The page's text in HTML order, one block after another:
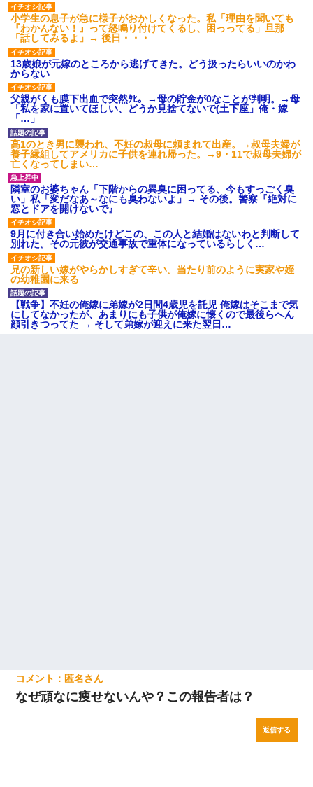
私が遺産を相続。→それを知った義両親が「旅行代金を出せ！」
「リフォーム費用を負担しろ！」「金の管理は私達がする！」と
浅ましくも集りにきた。
見合いにて。嫁「はじめまして」俺「失礼ですが○○さんご本人で
すか？」
嫁の妹（26歳）がずっとウチに泊まりに来た結果→俺がヤバイｗ
ｗｗｗｗｗｗｗ
宅飲みで女友達の乳を見てしまった・・・
私は家が貧しくて、手に職をつけようと看護師になった。だけど
卒業を控えた年の1月末、車にひかれて看護師になれなくなった。
【GJ!】会社から帰宅中、広い駐車場にエンジンかけっ放しの車を
発見。しかも「ヒィ～」みたいな声も聞こえてきたので気になっ
て近寄ったら女の子がおっさんの下敷きになってた
小学生の妹が20代の弟とチューしてるのに、見て見ぬふりの親を
見てから実家を出た。それから15年、妹が弟の子を妊娠したらし
くもう堕胎できない月なんだと母から連絡がきた…｜生活｜ワロ
タあんてな
小学生の息子が急に様子がおかしくなった。私「理由を聞いても
『わかんない！』って怒鳴り付けてくるし、困っってる」旦那
「話してみるよ」→ 後日・・・
13歳娘が元嫁のところから逃げてきた。どう扱ったらいいのかわ
からない
父親がくも膜下出血で突然ﾀﾋ。→母の貯金が0なことが判明。→母
「私を家に置いてほしい、どうか見捨てないで(土下座」俺・嫁
「…」
高1のとき男に襲われ、不妊の叔母に頼まれて出産。→叔母夫婦が
養子縁組してアメリカに子供を連れ帰った。→9・11で叔母夫婦が
亡くなってしまい…
隣室のお婆ちゃん「下階からの異臭に困ってる、今もすっごく臭
い」私「変だなあ～なにも臭わないよ」→ その後。警察『絶対に
窓とドアを開けないで』
9月に付き合い始めたけどこの、この人と結婚はないわと判断して
別れた。その元彼が交通事故で重体になっているらしく…
兄の新しい嫁がやらかしすぎて辛い。当たり前のように実家や姪
の幼稚園に来る
【戦争】不妊の俺嫁に弟嫁が2日間4歳児を託児 俺嫁はそこまで気
にしてなかったが、あまりにも子供が俺嫁に懐くので最後らへん
顔引きつってた → そして弟嫁が迎えに来た翌日…
匿名
なぜ頑なに痩せないんや？この報告者は？
返信する